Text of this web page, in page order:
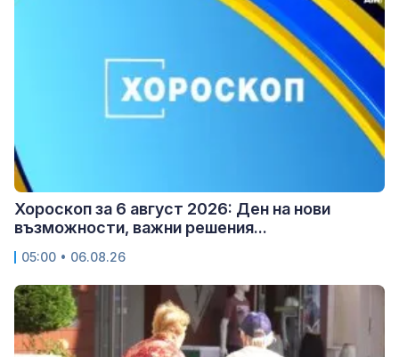
Хороскоп за 6 август 2026: Ден на нови
възможности, важни решения...
05:00 • 06.08.26